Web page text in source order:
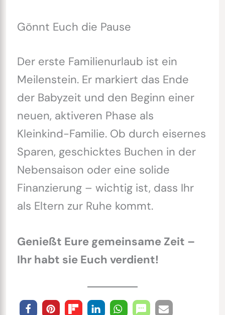
Gönnt Euch die Pause
Der erste Familienurlaub ist ein
Meilenstein. Er markiert das Ende
der Babyzeit und den Beginn einer
neuen, aktiveren Phase als
Kleinkind-Familie. Ob durch eisernes
Sparen, geschicktes Buchen in der
Nebensaison oder eine solide
Finanzierung – wichtig ist, dass Ihr
als Eltern zur Ruhe kommt.
Genießt Eure gemeinsame Zeit –
Ihr habt sie Euch verdient!